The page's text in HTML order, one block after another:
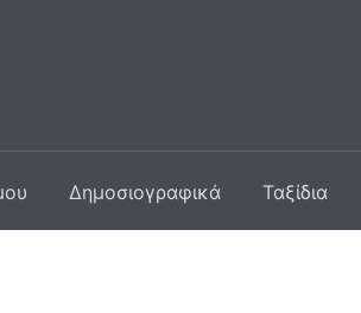
Δημοσιογραφικά Ταξίδια